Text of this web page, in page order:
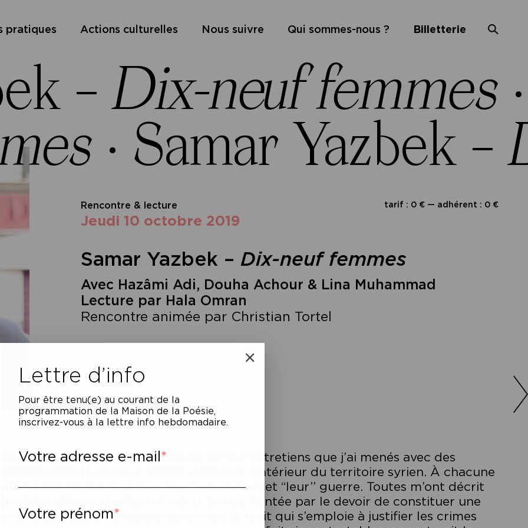
pratiques Actions culturelles Nous suivre Qui sommes-nous ? Billetterie
– Dix-neuf femmes
· Samar Yazbek –
tarif : 0 € — adhérent : 0 €
Rencontre & lecture
jeudi 10 octobre 2019
Samar Yazbek – Dix-neuf femmes
Avec Hazâmi Adi, Douha Achour & Lina Muhammad
Lecture par Hala Omran
Rencontre animée par Christian Tortel
neuf femmes est le fruit d’une série d’entretiens que j’ai menés avec des
dans leurs pays d’asile, ainsi qu’à l’intérieur du territoire syrien. À chacune
demandé de me raconter ‘‘leur’’ révolution et ‘‘leur’’ guerre. Toutes m’ont décrit
calvaire qu’elles ont vécu. Je suis hantée par le devoir de constituer une
des événements qui contrerait le récit qui s’emploie à justifier les crimes
Lettre d’info
Pour être tenu(e) au courant de la
programmation de la Maison de la Poésie,
inscrivez-vous à la lettre info hebdomadaire.
Votre adresse e-mail
Votre prénom